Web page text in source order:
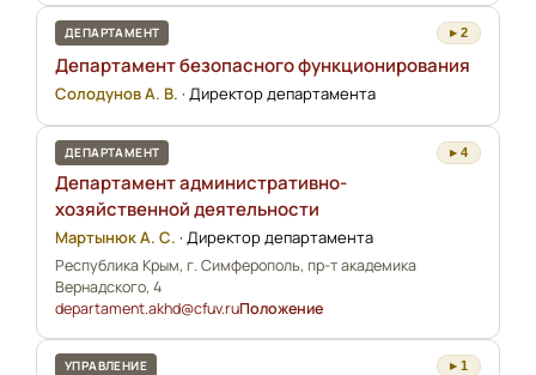
ДЕПАРТАМЕНТ ▸ 2
Департамент безопасного функционирования
Солодунов А. В. · Директор департамента
ДЕПАРТАМЕНТ ▸ 4
Департамент административно-
хозяйственной деятельности
Мартынюк А. С. · Директор департамента
Республика Крым, г. Симферополь, пр-т академика
Вернадского, 4
departament.akhd@cfuv.ruПоложение
УПРАВЛЕНИЕ ▸ 1